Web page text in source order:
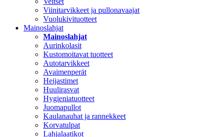
Viinitarvikkeet ja pullonavaajat
Vuolukivituotteet
Mainoslahjat
Mainoslahjat
Aurinkolasit
Kustomoitavat tuotteet
Autotarvikkeet
Avaimenperät
Heijastimet
Huulirasvat
Hygieniatuotteet
Juomapullot
Kaulanauhat ja rannekkeet
Korvatulpat
Lahjalaatikot